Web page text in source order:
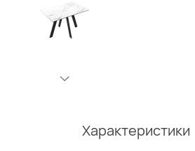
Характеристики